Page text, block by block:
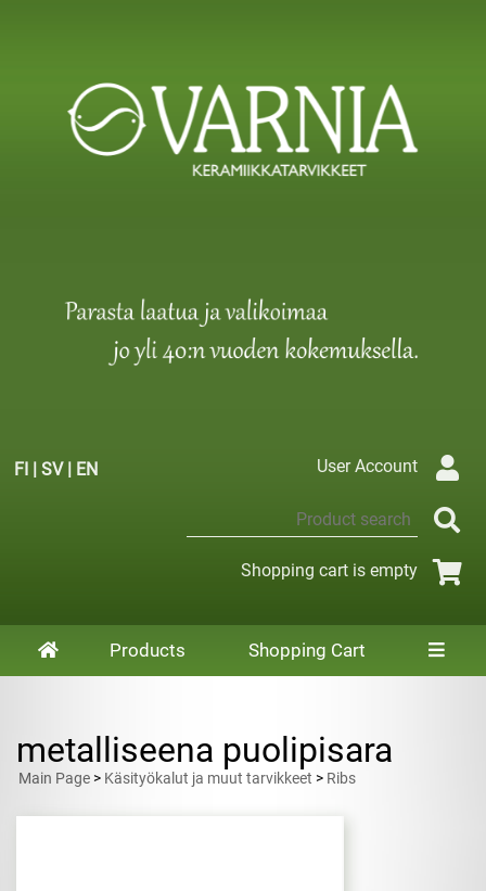
FI | SV| EN User Account
Shopping cart is empty
Products Shopping Cart
metalliseena puolipisara
Main Page > Käsityökalut ja muut tarvikkeet > Ribs